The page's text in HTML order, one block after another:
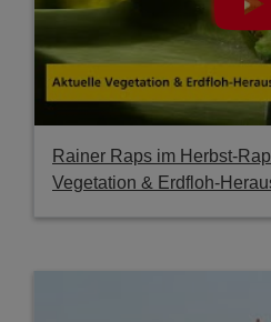
Rainer Raps im Herbst-
Vegetation & Erdfloh-